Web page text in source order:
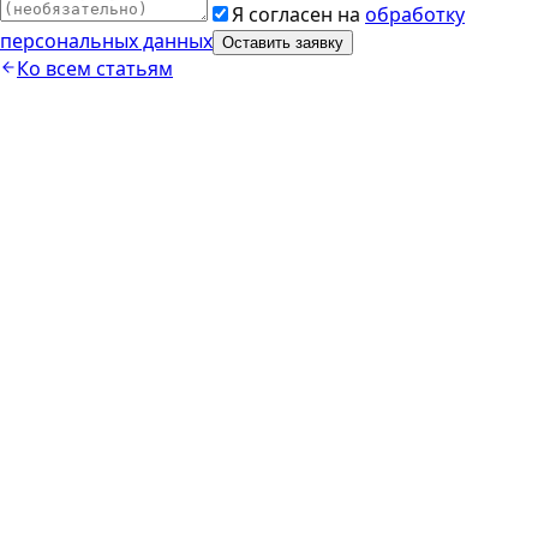
Я согласен на обработку
персональных данных Оставить заявку
Ко всем статьям